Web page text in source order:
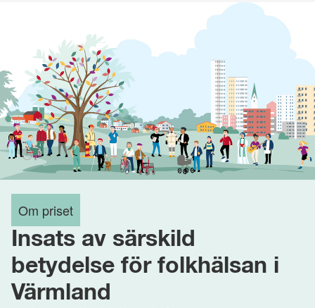
Om priset
Insats av särskild
betydelse för folkhälsan i
Värmland